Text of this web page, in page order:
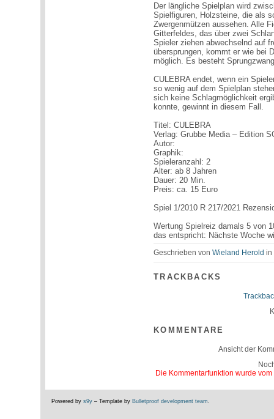
Der längliche Spielplan wird
Spielfiguren, Holzsteine, die als
Zwergenmützen aussehen. Alle
Gitterfeldes, das über zwei
Spieler ziehen abwechselnd auf
übersprungen, kommt er wie bei
möglich. Es besteht
CULEBRA endet, wenn ein
so wenig auf dem Spielplan
sich keine Schlagmöglichkeit
konnte, gewinnt in diesem Fall.
Titel: CULEBRA
Verlag: Grubbe Media – Edition
Autor:
Graphik:
Spieleranzahl: 2
Alter: ab 8 Jahren
Dauer: 20 Min.
Preis: ca. 15 Euro
Spiel 1/2010 R 217/2021
Wertung Spielreiz damals 5 von
das entspricht: Nächste Woche
Geschrieben vonWieland Herold in
TRACKBACKS
KOMMENTARE
Ansicht der
Die Kommentarfunktion wurde
Powered by s9y– Template by Bulletproof development team